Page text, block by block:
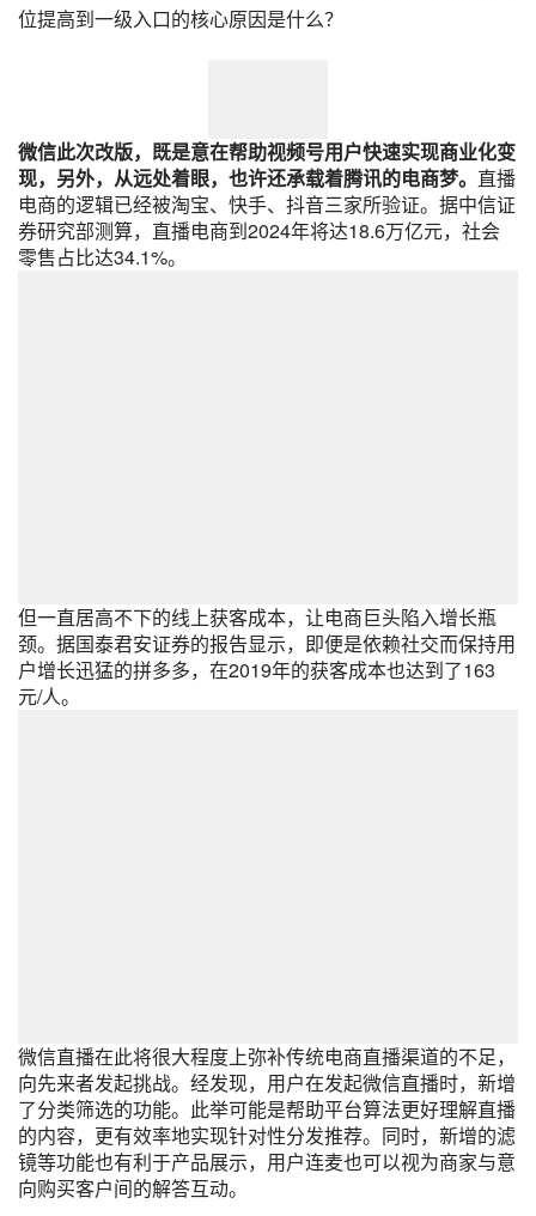
位提高到一级入口的核心原因是什么？
微信此次改版，既是意在帮助视频号用户快速实现商业化变
现，另外，从远处着眼，也许还承载着腾讯的电商梦。 直播
电商的逻辑已经被淘宝、快手、抖音三家所验证。据中信证
券研究部测算，直播电商到2024年将达18.6万亿元，社会
零售占比达34.1%。
但一直居高不下的线上获客成本，让电商巨头陷入增长瓶
颈。据国泰君安证券的报告显示，即便是依赖社交而保持用
户增长迅猛的拼多多，在2019年的获客成本也达到了163
元/人。
微信直播在此将很大程度上弥补传统电商直播渠道的不足，
向先来者发起挑战。经发现，用户在发起微信直播时，新增
了分类筛选的功能。此举可能是帮助平台算法更好理解直播
的内容，更有效率地实现针对性分发推荐。同时，新增的滤
镜等功能也有利于产品展示，用户连麦也可以视为商家与意
向购买客户间的解答互动。